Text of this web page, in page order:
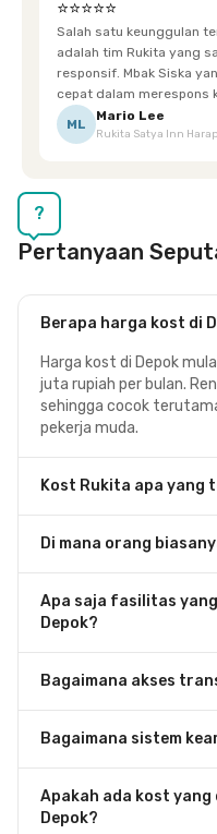
⭐⭐⭐⭐⭐
Salah satu keunggulan
adalah tim Rukita yang sangat ramah dan
responsif. Mbak Siska yang bertugas
cepat dalam merespons
Ketika saya meminta
terpeleset, permintaan tersebut langsung
ML
Mario Lee
Rukita Satya Inn
?
Pertanyaan
Berapa harga kost di
Harga kost di Depok
juta rupiah per bulan.
sehingga cocok
pekerja muda.
Kost Rukita apa yang
Di mana orang
Apa saja fasilitas
Depok?
Bagaimana akses
Bagaimana sistem
Apakah ada kost yang
Depok?